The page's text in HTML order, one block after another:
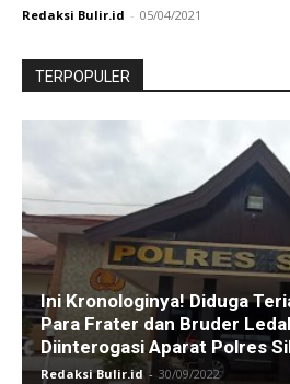
Redaksi Bulir.id - 05/04/2021
TERPOPULER
Ini Kronologinya! Diduga
Para Frater dan Bruder
Diinterogasi Aparat Polres
Redaksi Bulir.id - 30/09/2022